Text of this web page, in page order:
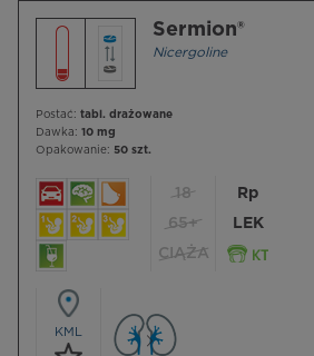
Sermion®
Nicergoline
Postać: tabl. drażowane
Dawka: 10 mg
Opakowanie: 50 szt.
18
65+
CIĄŻA
Rp
LEK
KML